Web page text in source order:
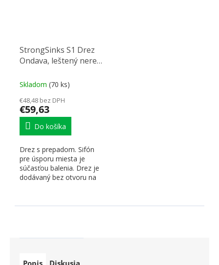
StrongSinks S1 Drez
Ondava, leštený nerez
horná montáž
Skladom (70 ks)
€48,48 bez DPH
€59,63
Do košíka
Drez s prepadom. Sifón
pre úsporu miesta je
súčasťou balenia. Drez je
dodávaný bez otvoru na
Popis Diskusia